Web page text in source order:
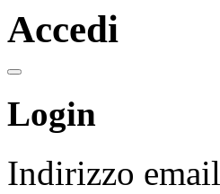
Accedi
Login
Indirizzo email